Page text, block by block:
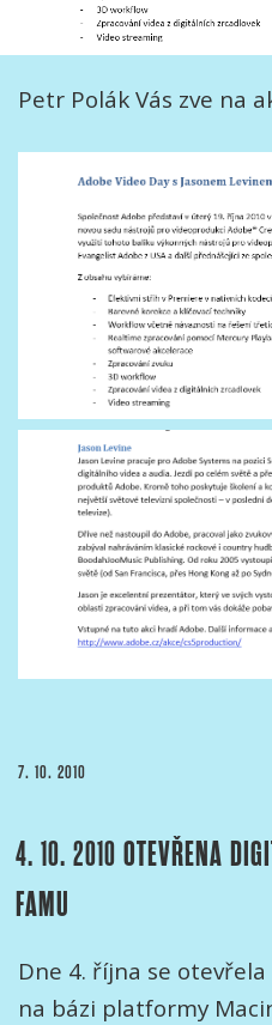
Petr Polák Vás zve na
PUBLIKOVÁNO
7. 10. 2010
4. 10. 2010 OTEVŘENA
FAMU
Dne 4. října se
na bázi platformy